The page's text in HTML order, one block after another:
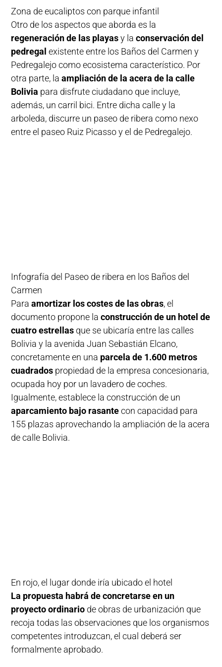
Zona de eucaliptos con parque infantil
Otro de los aspectos que aborda es la
regeneración de las playasy laconservación del
pedregal existente entre los Baños del Carmen y
Pedregalejo como ecosistema característico. Por
otra parte, laampliación de la acera de la calle
Bolivia para disfrute ciudadano que incluye,
además, un carril bici. Entre dicha calle y la
arboleda, discurre un paseo de ribera como nexo
entre el paseo Ruiz Picasso y el de Pedregalejo.
Infografía del Paseo de ribera en los Baños del
Carmen
Paraamortizar los costes de las obras, el
documento propone laconstrucción de un hotel de
cuatro estrellas que se ubicaría entre las calles
Bolivia y la avenida Juan Sebastián Elcano,
concretamente en una parcela de 1.600 metros
cuadrados propiedad de la empresa concesionaria,
ocupada hoy por un lavadero de coches.
Igualmente, establece la construcción de un
aparcamiento bajo rasantecon capacidad para
155 plazas aprovechando la ampliación de la acera
de calle Bolivia.
En rojo, el lugar donde iría ubicado el hotel
La propuesta habrá de concretarse en un
proyecto ordinario de obras de urbanización que
recoja todas las observaciones que los organismos
competentes introduzcan, el cual deberá ser
formalmente aprobado.